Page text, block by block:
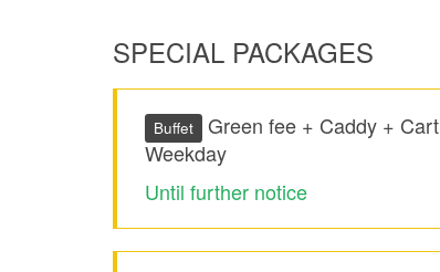
SPECIAL PACKAGES
Buffet
Green fee + Caddy + Cart
Weekday
Until further notice